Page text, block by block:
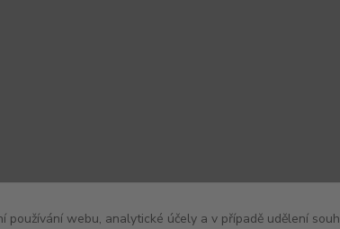
používání webu, analytické účely a v případě udělení